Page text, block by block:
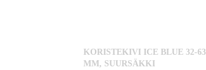
KORISTEKIVI ICE BLUE 32-63
MM, SUURSÄKKI